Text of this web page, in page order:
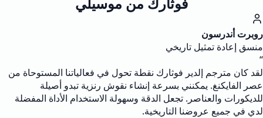
روبرت أندرسون
منسق إعادة تمثيل تاريخي
“
لقد كان مترجم إلدير فوثارك نقطة تحول في فعالياتنا المستوحاة من
عصر الفايكنغ. يمكنني بسرعة إنشاء نقوش رنزية تبدو أصيلة
للديكورات والعناصر. تجعل الدقة وسهولة الاستخدام الأداة المفضلة
لدي في جميع عروضنا التاريخية.